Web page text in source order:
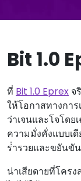
Bit 1.0
ที่ Bit 1.0 Eprex จ
ให้โอกาสทางกา
ว่าเจนและโจโดย
ความมั่งคั่งแบบเ
ร่ํารวยและขยันขั
น่าเสียดายที่โคร